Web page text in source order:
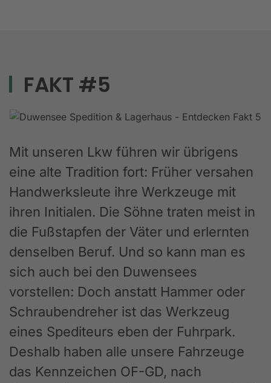
FAKT #5
Mit unseren Lkw führen wir übrigens
eine alte Tradition fort: Früher versahen
Handwerksleute ihre Werkzeuge mit
ihren Initialen. Die Söhne traten meist in
die Fußstapfen der Väter und erlernten
denselben Beruf. Und so kann man es
sich auch bei den Duwensees
vorstellen: Doch anstatt Hammer oder
Schraubendreher ist das Werkzeug
eines Spediteurs eben der Fuhrpark.
Deshalb haben alle unsere Fahrzeuge
das Kennzeichen OF-GD, nach